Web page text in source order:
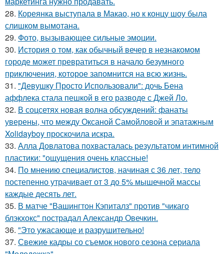
28. Кореянка выступала в Макао, но к концу шоу была
слишком вымотана.
29. Фото, вызывающее сильные эмоции.
30. История о том, как обычный вечер в незнакомом
городе может превратиться в начало безумного
приключения, которое запомнится на всю жизнь.
31. "Девушку Просто Использовали": дочь Бена
аффлека стала пешкой в его разводе с Джей Ло.
32. В соцсетях новая волна обсуждений: фанаты
уверены, что между Оксаной Самойловой и эпатажным
Xolidayboy проскочила искра.
33. Алла Довлатова похвасталась результатом интимной
пластики: "ощущения очень классные!
34. По мнению специалистов, начиная с 36 лет, тело
постепенно утрачивает от 3 до 5% мышечной массы
каждые десять лет.
35. В матче "Вашингтон Кэпиталз" против "чикаго
блэкхокс" пострадал Александр Овечкин.
36. "Это ужасающе и разрушительно!
37. Свежие кадры со съемок нового сезона сериала